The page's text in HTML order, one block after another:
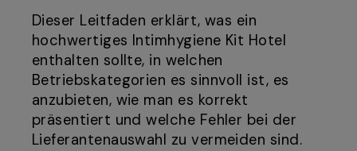
Dieser Leitfaden erklärt, was ein
hochwertiges Intimhygiene Kit Hotel
enthalten sollte, in welchen
Betriebskategorien es sinnvoll ist, es
anzubieten, wie man es korrekt
präsentiert und welche Fehler bei der
Lieferantenauswahl zu vermeiden sind.